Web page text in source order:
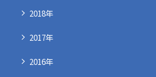
2018年
2017年
2016年